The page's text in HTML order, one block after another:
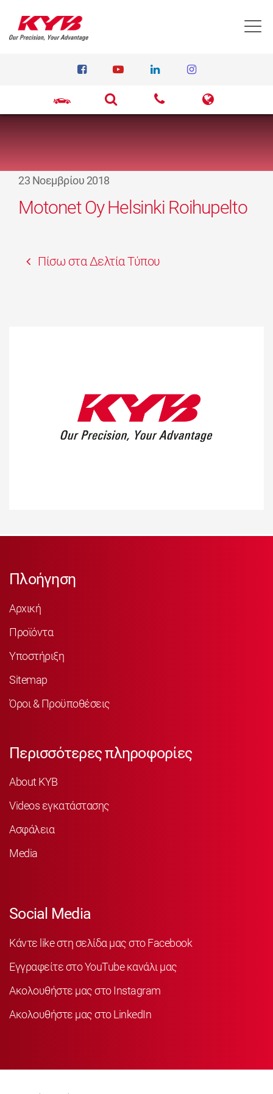
23 Νοεμβρίου 2018
Motonet Oy Helsinki Roihupelto
Πίσω στα Δελτία Τύπου
Πλοήγηση
Αρχική
Προϊόντα
Υποστήριξη
Sitemap
Όροι & Προϋποθέσεις
Περισσότερες πληροφορίες
About KYB
Videos εγκατάστασης
Ασφάλεια
Media
Social Media
Κάντε like στη σελίδα μας στο Facebook
Εγγραφείτε στο YouTube κανάλι μας
Ακολουθήστε μας στο Instagram
Ακολουθήστε μας στο LinkedIn